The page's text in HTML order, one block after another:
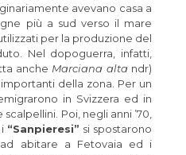
avevano casa a
più a sud verso il mare
per la produzione del
Nel dopoguerra, infatti,
anche Marciana alta ndr)
della zona. Per un
in Svizzera ed in
Poi, negli anni ’70,
“Sanpieresi” si spostarono
abitare a Fetovaia ed i